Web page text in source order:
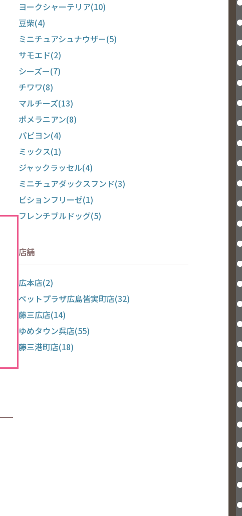
ヨークシャーテリア(10)
豆柴(4)
ミニチュアシュナウザー(5)
サモエド(2)
シーズー(7)
チワワ(8)
マルチーズ(13)
ポメラニアン(8)
パピヨン(4)
ミックス(1)
ジャックラッセル(4)
ミニチュアダックスフンド(3)
ビションフリーゼ(1)
フレンチブルドッグ(5)
店舗
広本店(2)
ペットプラザ広島皆実町店(32)
藤三広店(14)
ゆめタウン呉店(55)
藤三港町店(18)